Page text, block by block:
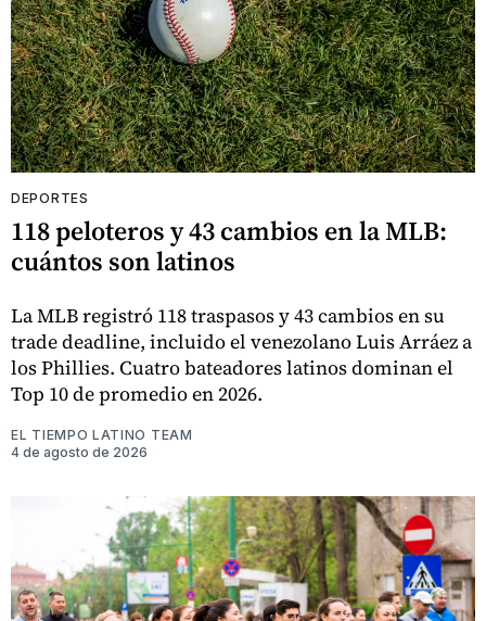
DEPORTES
118 peloteros y 43 cambios en la MLB:
cuántos son latinos
La MLB registró 118 traspasos y 43 cambios en su
trade deadline, incluido el venezolano Luis Arráez a
los Phillies. Cuatro bateadores latinos dominan el
Top 10 de promedio en 2026.
EL TIEMPO LATINO TEAM
4 de agosto de 2026